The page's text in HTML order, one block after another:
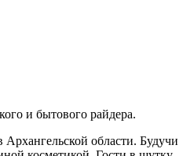
и бытового райдера.
области. Будучи